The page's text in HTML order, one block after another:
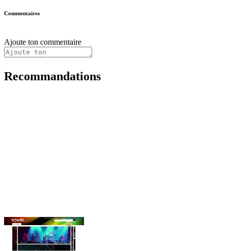
Commentaires
Ajoute ton commentaire
Recommandations